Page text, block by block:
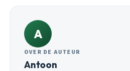
A
OVER DE AUTEUR
Antoon